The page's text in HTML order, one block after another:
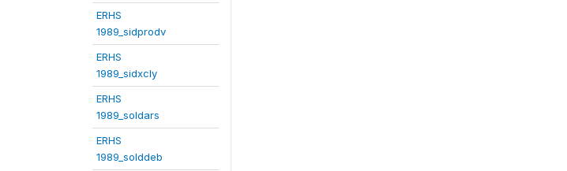
ERHS
1989_sidprodv
ERHS
1989_sidxcly
ERHS
1989_soldars
ERHS
1989_solddeb